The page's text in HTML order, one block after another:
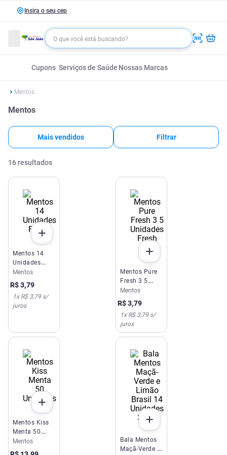
Insira o seu cep
Cupons Serviços de Saúde Nossas Marcas
Mentos
Mentos
Mais vendidos Filtrar
16 resultados
Mentos 14
Unidades
Frutas
Mentos
R$3,79
1x R$ 3,79s/
juros
Mentos Pure
Fresh 3 5
Unidades
Fresh Mint
Mentos
R$3,79
1x R$ 3,79s/
juros
Mentos Kiss
Menta 50
Unidades
Mentos
Bala Mentos
Maçã-Verde e